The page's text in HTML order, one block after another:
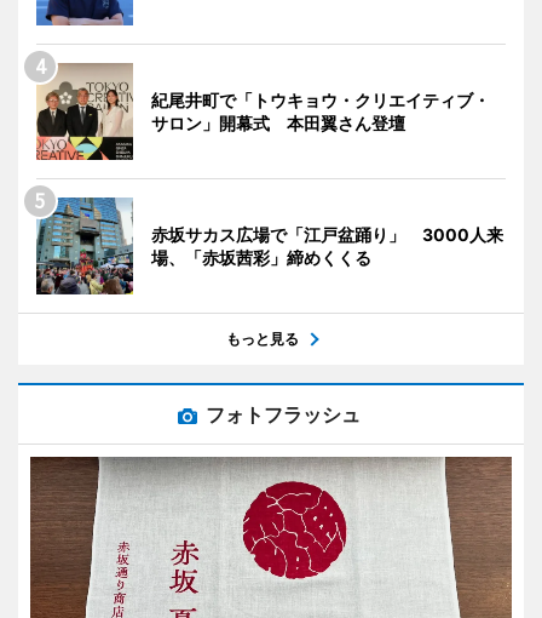
紀尾井町で「トウキョウ・クリエイティブ・
サロン」開幕式 本田翼さん登壇
赤坂サカス広場で「江戸盆踊り」 3000人来
場、「赤坂茜彩」締めくくる
もっと見る
フォトフラッシュ